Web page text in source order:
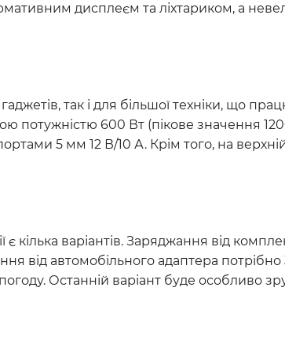
дисплеєм та ліхтариком, а
так і для більшої техніки, що
потужністю 600 Вт (пікове значення
5 мм 12 В/10 А. Крім того, на
кілька варіантів. Заряджання від
від автомобільного адаптера
Останній варіант буде особливо